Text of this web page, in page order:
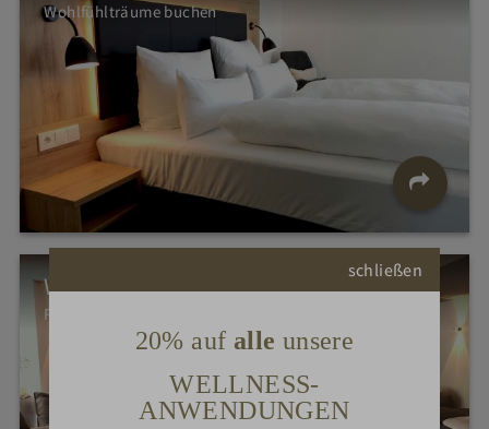
schließen
20% auf alle unsere
WELLNESS-
ANWENDUNGEN
Wohlfühlträume buchen
WELLNESS-OASE
Finnisch, ayurvedisch. Und pfälzisch ...